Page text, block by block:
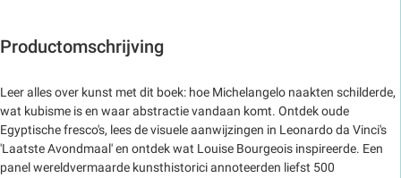
Productomschrijving
Leer alles over kunst met dit boek: hoe Michelangelo naakten schilderde,
wat kubisme is en waar abstractie vandaan komt. Ontdek oude
Egyptische fresco's, lees de visuele aanwijzingen in Leonardo da Vinci's
'Laatste Avondmaal' en ontdek wat Louise Bourgeois inspireerde. Een
panel wereldvermaarde kunsthistorici annoteerden liefst 500